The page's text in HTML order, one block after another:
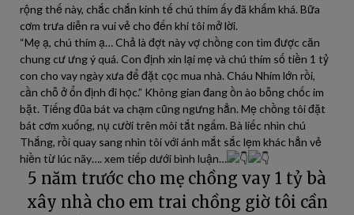
rộng thế này, chắc chắn kinh tế chú thím ấy đã khấm khá. Bữa
cơm trưa diễn ra vui vẻ cho đến khi tôi mở lời.
“Mẹ ạ, chú thím ạ… Chả là đợt này vợ chồng con tìm được căn
chung cư ưng ý quá. Con định xin lại mẹ và chú thím số tiền 1 tỷ
con cho vay ngày xưa để đặt cọc mua nhà. Cháu Nhím lớn rồi,
cần chỗ ở ổn định đi học.” Không gian đang ồn ào bỗng chốc im
bặt. Tiếng đũa bát va chạm cũng ngưng hẳn. Mẹ chồng tôi đặt
bát cơm xuống, nụ cười trên môi tắt ngấm. Bà liếc nhìn chú
Thắng, rồi quay sang nhìn tôi với ánh mắt sắc lẹm khác hẳn vẻ
hiền từ lúc nãy…. xem tiếp dưới bình luận…
5 năm trước cho mẹ chồng vay 1 tỷ bà
xây nhà cho em trai chồng giờ tôi cần